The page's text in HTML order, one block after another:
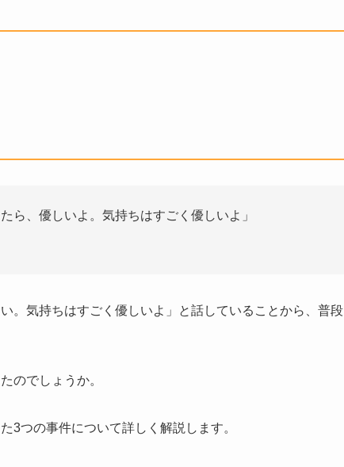
ら、優しいよ。気持ちはすごく優しいよ」
。気持ちはすごく優しいよ」と話していることから、普段
のでしょうか。
3つの事件について詳しく解説します。